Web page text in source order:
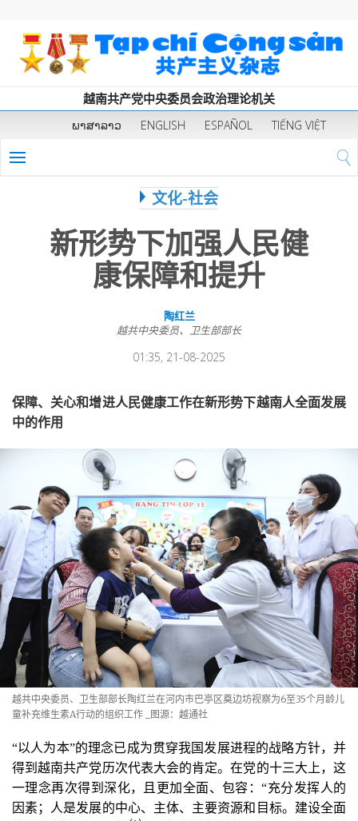
越南共产党中央委员会政治理论机关
ພາສາລາວ ENGLISH ESPAÑOL TIẾNG VIỆT
文化-社会
新形势下加强人民健
康保障和提升
陶红兰
越共中央委员、卫生部部长
01:35, 21-08-2025
保障、关心和增进人民健康工作在新形势下越南人全面发展
中的作用
越共中央委员、卫生部部长陶红兰在河内市巴亭区奠边坊视察为6至35个月龄儿
童补充维生素A行动的组织工作
_图源：越通社
“以人为本”的理念已成为贯穿我国发展进程的战略方针，并
得到越南共产党历次代表大会的肯定。在党的十三大上，这
一理念再次得到深化，且更加全面、包容：“充分发挥人的
因素；人是发展的中心、主体、主要资源和目标。建设全面